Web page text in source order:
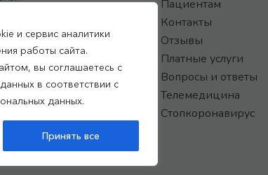
и сервис аналитики
работы сайта.
вы соглашаетесь с
в соответствии с
данных.
Принять все
2026
Пациентам
Контакты
Отзывы
Платные услуги
Вопросы и ответы
Телемедицина
Стопкоронавирус